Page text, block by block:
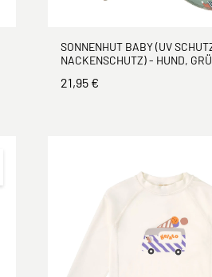
SONNENHUT BABY (UV
NACKENSCHUTZ) - HUND,
21,95 €